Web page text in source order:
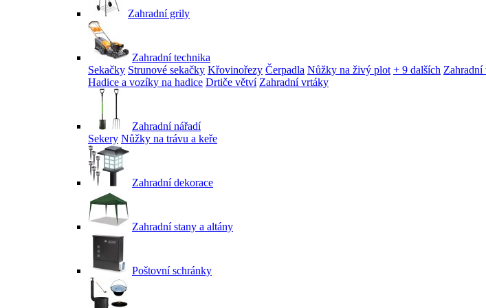
Zahradní grily
Zahradní technika
Sekačky Strunové sekačky Křovinořezy Čerpadla Nůžky na živý plot + 9 dalších Zahradní
Hadice a vozíky na hadice Drtiče větví Zahradní vrtáky
Zahradní nářadí
Sekery Nůžky na trávu a keře
Zahradní dekorace
Zahradní stany a altány
Poštovní schránky